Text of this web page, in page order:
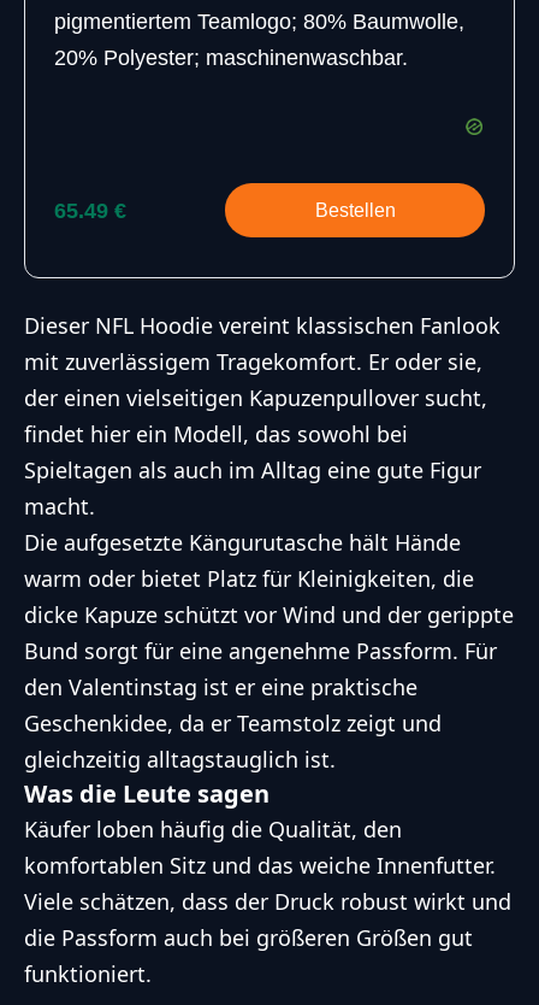
pigmentiertem Teamlogo; 80% Baumwolle,
20% Polyester; maschinenwaschbar.
65.49 € Bestellen
Dieser NFL Hoodie vereint klassischen Fanlook
mit zuverlässigem Tragekomfort. Er oder sie,
der einen vielseitigen Kapuzenpullover sucht,
findet hier ein Modell, das sowohl bei
Spieltagen als auch im Alltag eine gute Figur
macht.
Die aufgesetzte Kängurutasche hält Hände
warm oder bietet Platz für Kleinigkeiten, die
dicke Kapuze schützt vor Wind und der gerippte
Bund sorgt für eine angenehme Passform. Für
den Valentinstag ist er eine praktische
Geschenkidee, da er Teamstolz zeigt und
gleichzeitig alltagstauglich ist.
Was die Leute sagen
Käufer loben häufig die Qualität, den
komfortablen Sitz und das weiche Innenfutter.
Viele schätzen, dass der Druck robust wirkt und
die Passform auch bei größeren Größen gut
funktioniert.